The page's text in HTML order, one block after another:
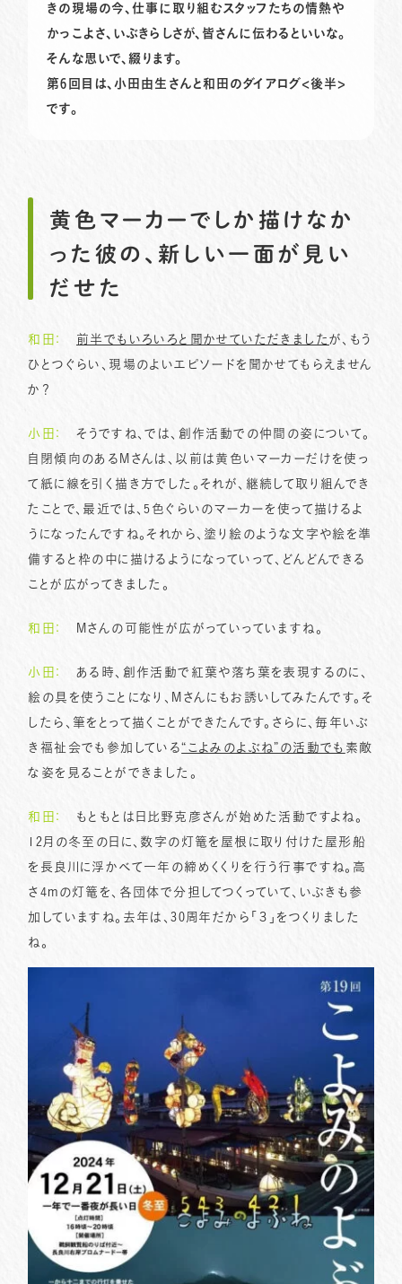
きの現場の今、仕事に取り組むスタッフたちの情熱や
かっこよさ、いぶきらしさが、皆さんに伝わるといいな。
そんな思いで、綴ります。
第6回目は、小田由生さんと和田のダイアログ<後半>
です。
黄色マーカーでしか描けなか
った彼の、新しい一面が見い
だせた
和田： 前半でもいろいろと聞かせていただきました が、もう
ひとつぐらい、現場のよいエピソードを聞かせてもらえません
か？
小田：
そうですね、では、創作活動での仲間の姿について。
自閉傾向のあるMさんは、以前は黄色いマーカーだけを使っ
て紙に線を引く描き方でした。それが、継続して取り組んでき
たことで、最近では、5色ぐらいのマーカーを使って描けるよ
うになったんですね。それから、塗り絵のような文字や絵を準
備すると枠の中に描けるようになっていって、どんどんできる
ことが広がってきました。
和田： Mさんの可能性が広がっていっていますね。
小田：
ある時、創作活動で紅葉や落ち葉を表現するのに、
絵の具を使うことになり、Mさんにもお誘いしてみたんです。そ
したら、筆をとって描くことができたんです。さらに、毎年いぶ
き福祉会でも参加している“こよみのよぶね”の活動でも 素敵
な姿を見ることができました。
和田：
もともとは日比野克彦さんが始めた活動ですよね。
12月の冬至の日に、数字の灯篭を屋根に取り付けた屋形船
を長良川に浮かべて一年の締めくくりを行う行事ですね。高
さ4mの灯篭を、各団体で分担してつくっていて、いぶきも参
加していますね。去年は、30周年だから「３」をつくりました
ね。